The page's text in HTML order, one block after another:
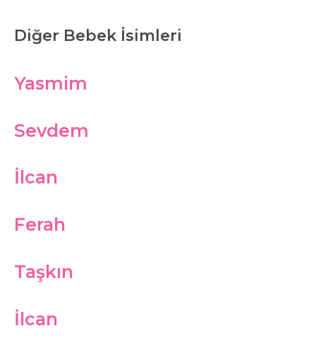
Diğer Bebek İsimleri
Yasmim
Sevdem
İlcan
Ferah
Taşkın
İlcan